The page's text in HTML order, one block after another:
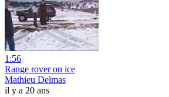
1:56
Range rover on ice
Mathieu Delmas
il y a 20 ans